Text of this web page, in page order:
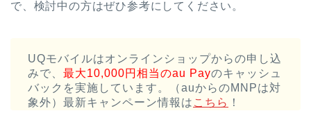
で、検討中の方はぜひ参考にしてください。
UQモバイルはオンラインショップからの申し込
みで、 最大10,000円相当のau Payのキャッシュ
バックを実施しています。（auからのMNPは対
象外）最新キャンペーン情報は こちら ！